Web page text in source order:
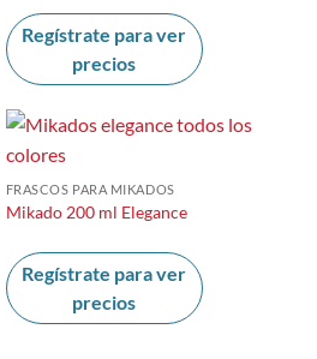
Regístrate para ver
precios
FRASCOS PARA MIKADOS
Mikado 200 ml Elegance
Regístrate para ver
precios